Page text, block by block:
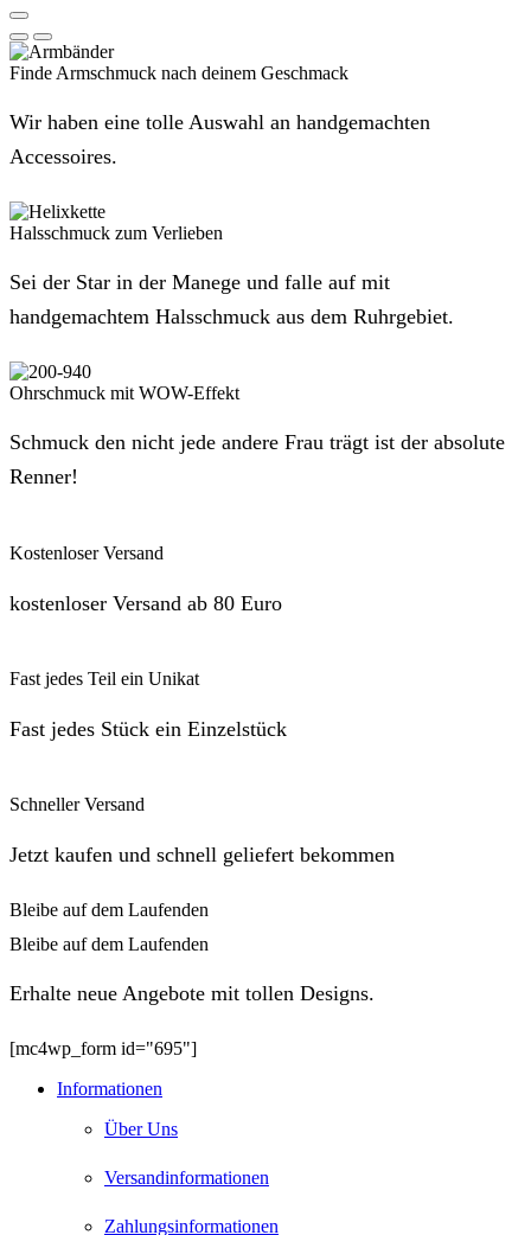
Finde Armschmuck nach deinem Geschmack
Wir haben eine tolle Auswahl an handgemachten
Accessoires.
Halsschmuck zum Verlieben
Sei der Star in der Manege und falle auf mit
handgemachtem Halsschmuck aus dem Ruhrgebiet.
Ohrschmuck mit WOW-Effekt
Schmuck den nicht jede andere Frau trägt ist der absolute
Renner!
Kostenloser Versand
kostenloser Versand ab 80 Euro
Fast jedes Teil ein Unikat
Fast jedes Stück ein Einzelstück
Schneller Versand
Jetzt kaufen und schnell geliefert bekommen
Bleibe auf dem Laufenden
Bleibe auf dem Laufenden
Erhalte neue Angebote mit tollen Designs.
[mc4wp_form id="695"]
Informationen
Über Uns
Versandinformationen
Zahlungsinformationen